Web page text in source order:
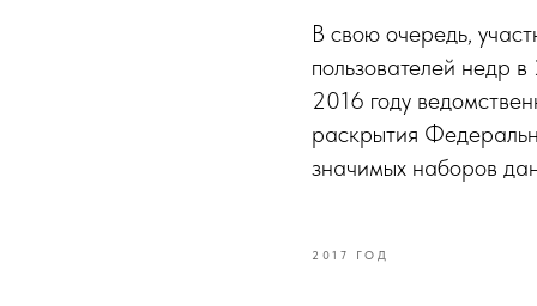
В свою очередь,
пользователей недр
2016 году
раскрытия
значимых наборов
2017 ГОД